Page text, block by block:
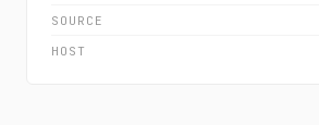
SOURCE
HOST